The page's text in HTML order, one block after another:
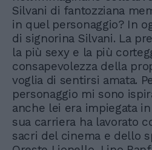
Silvani di fantozziana
in quel personaggio? In
di signorina Silvani. La
la più sexy e la più
consapevolezza della
voglia di sentirsi amata.
personaggio mi sono
anche lei era impiegata
sua carriera ha lavorato
sacri del cinema e dello